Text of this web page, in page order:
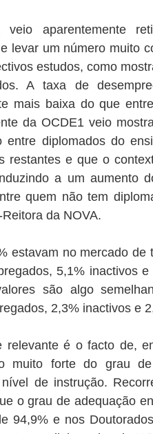
veio aparentemente
levar um número muito
estudos, como
A taxa de
mais baixa do que
da OCDE1 veio
diplomados do
restantes e que o
a um aumento
quem não tem
da NOVA.
estavam no mercado de
5,1% inactivos
são algo
2,3% inactivos e
relevante é o facto de,
muito forte do grau
de instrução.
o grau de adequação
94,9% e nos